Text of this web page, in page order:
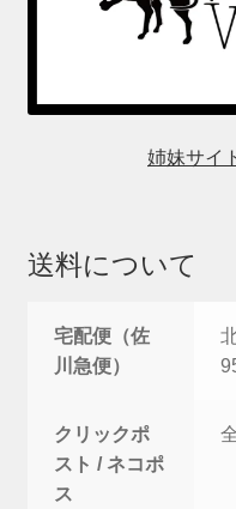
姉妹サイ
送料について
宅配便（佐
川急便）
クリックポ
スト / ネコポ
ス